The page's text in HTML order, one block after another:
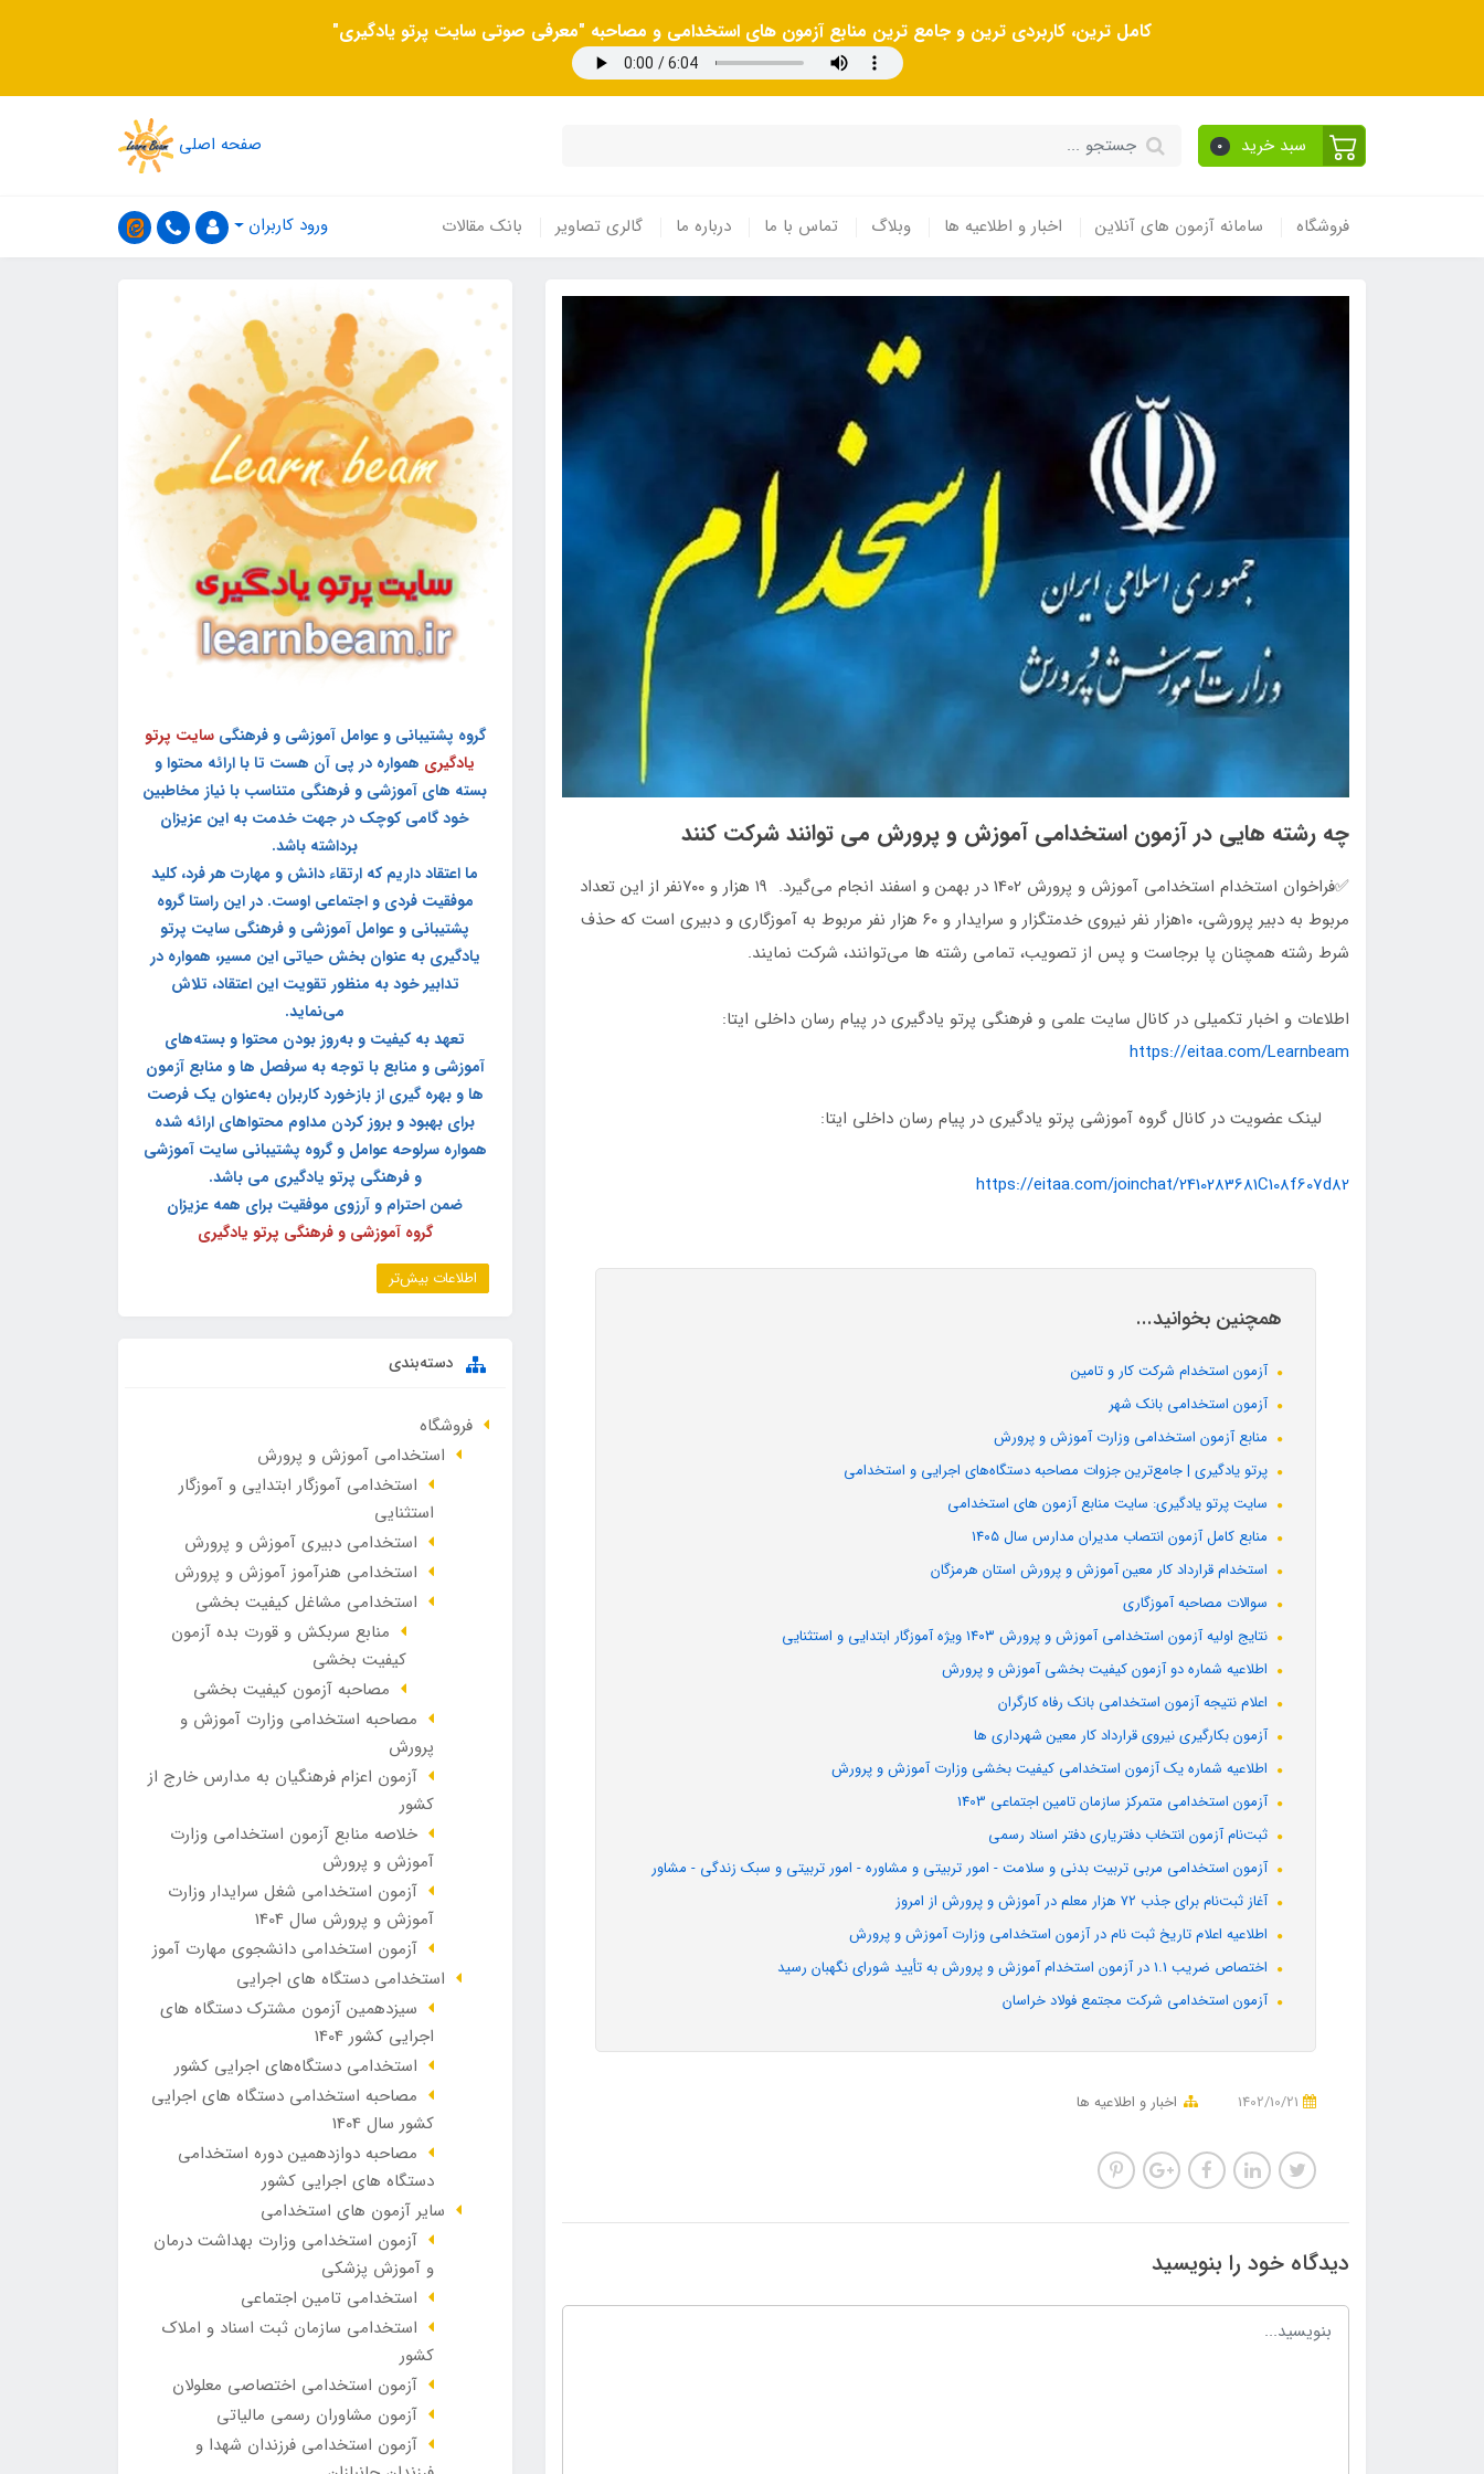
کامل ترین، کاربردی ترین و جامع ترین منابع آزمون های استخدامی و مصاحبه "معرفی صوتی سایت پرتو یادگیری"
سبد خرید 0 صفحه اصلی
فروشگاه سامانه آزمون های آنلاین اخبار و اطلاعیه ها وبلاگ تماس با ما درباره ما گالری تصاویر بانک مقالات ورود کاربران
چه رشته هایی در آزمون استخدامی آموزش و پرورش می توانند شرکت کنند
✅فراخوان استخدام استخدامی آموزش و پرورش 1402 در بهمن و اسفند انجام می‌گیرد. ۱۹ هزار و ۷۰۰نفر از این تعداد
مربوط به دبیر پرورشی، ۱۰هزار نفر نیروی خدمتگزار و سرایدار و ۶۰ هزار نفر مربوط به آموزگاری و دبیری است که حذف
شرط رشته همچنان پا برجاست و پس از تصویب، تمامی رشته ها می‌توانند، شرکت نمایند.
اطلاعات و اخبار تکمیلی در کانال سایت علمی و فرهنگی پرتو یادگیری در پیام رسان داخلی ایتا:
https://eitaa.com/Learnbeam
لینک عضویت در کانال گروه آموزشی پرتو یادگیری در پیام رسان داخلی ایتا:
https://eitaa.com/joinchat/2410283681C108f607d82
همچنین بخوانید...
آزمون استخدام شرکت کار و تامین
آزمون استخدامی بانک شهر
منابع آزمون استخدامی وزارت آموزش و پرورش
پرتو یادگیری | جامع‌ترین جزوات مصاحبه دستگاه‌های اجرایی و استخدامی
سایت پرتو یادگیری: سایت منابع آزمون های استخدامی
منابع کامل آزمون انتصاب مدیران مدارس سال ۱۴۰۵
استخدام قرارداد کار معین آموزش و پرورش استان هرمزگان
سوالات مصاحبه آموزگاری
نتایج اولیه آزمون استخدامی آموزش و پرورش ۱۴۰۳ ویژه آموزگار ابتدایی و استثنایی
اطلاعیه شماره دو آزمون کیفیت بخشی آموزش و پرورش
اعلام نتیجه آزمون استخدامی بانک رفاه کارگران
آزمون بکارگیری نیروی قرارداد کار معین شهرداری ها
اطلاعیه شماره یک آزمون استخدامی کیفیت بخشی وزارت آموزش و پرورش
آزمون استخدامی متمرکز سازمان تامین اجتماعی 1403
ثبت‌نام آزمون انتخاب دفتریاری دفتر اسناد رسمی
آزمون استخدامی مربی تربیت بدنی و سلامت - امور تربیتی و مشاوره - امور تربیتی و سبک زندگی - مشاور
آغاز ثبت‌نام برای جذب ۷۲ هزار معلم در آموزش و پرورش از امروز
اطلاعیه اعلام تاریخ ثبت نام در آزمون استخدامی وزارت آموزش و پرورش
اختصاص ضریب 1.1 در آزمون استخدام آموزش و پرورش به تأیید شورای نگهبان رسید
آزمون استخدامی شرکت مجتمع فولاد خراسان
اخبار و اطلاعیه ها
دیدگاه خود را بنویسید
گروه پشتیبانی و عوامل آموزشی و فرهنگی سایت پرتو
یادگیری همواره در پی آن هست تا با ارائه محتوا و
بسته های آموزشی و فرهنگی متناسب با نیاز مخاطبین
خود گامی کوچک در جهت خدمت به این عزیزان
برداشته باشد.
ما اعتقاد داریم که ارتقاء دانش و مهارت هر فرد، کلید
موفقیت فردی و اجتماعی اوست. در این راستا گروه
پشتیبانی و عوامل آموزشی و فرهنگی سایت پرتو
یادگیری به عنوان بخش حیاتی این مسیر، همواره در
تدابیر خود به منظور تقویت این اعتقاد، تلاش
می‌نماید.
تعهد به کیفیت و به‌روز بودن محتوا و بسته‌های
آموزشی و منابع با توجه به سرفصل ها و منابع آزمون
ها و بهره گیری از بازخورد کاربران به‌عنوان یک فرصت
برای بهبود و بروز کردن مداوم محتواهای ارائه شده
همواره سرلوحه عوامل و گروه پشتیبانی سایت آموزشی
و فرهنگی پرتو یادگیری می باشد.
ضمن احترام و آرزوی موفقیت برای همه عزیزان
گروه آموزشی و فرهنگی پرتو یادگیری
اطلاعات بیش‌تر
دسته‌بندی
فروشگاه
استخدامی آموزش و پرورش
استخدامی آموزگار ابتدایی و آموزگار
استثنایی
استخدامی دبیری آموزش و پرورش
استخدامی هنرآموز آموزش و پرورش
استخدامی مشاغل کیفیت بخشی
منابع سربکش و قورت بده آزمون
کیفیت بخشی
مصاحبه آزمون کیفیت بخشی
مصاحبه استخدامی وزارت آموزش و
پرورش
آزمون اعزام فرهنگیان به مدارس خارج از
کشور
خلاصه منابع آزمون استخدامی وزارت
آموزش و پرورش
آزمون استخدامی شغل سرایدار وزارت
آموزش و پرورش سال 1404
آزمون استخدامی دانشجوی مهارت آموز
استخدامی دستگاه های اجرایی
سیزدهمین آزمون مشترک دستگاه های
اجرایی کشور 1404
استخدامی دستگاه‌های اجرایی کشور
مصاحبه استخدامی دستگاه های اجرایی
کشور سال 1404
مصاحبه دوازدهمین دوره استخدامی
دستگاه های اجرایی کشور
سایر آزمون های استخدامی
آزمون استخدامی وزارت بهداشت درمان
و آموزش پزشکی
استخدامی تامین اجتماعی
استخدامی سازمان ثبت اسناد و املاک
کشور
آزمون استخدامی اختصاصی معلولان
آزمون مشاوران رسمی مالیاتی
آزمون استخدامی فرزندان شهدا و